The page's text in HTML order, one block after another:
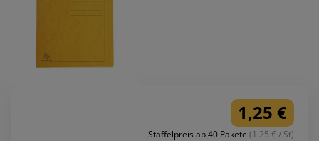
1,25 €
Staffelpreis ab 40 Pakete (1.25 € / St)